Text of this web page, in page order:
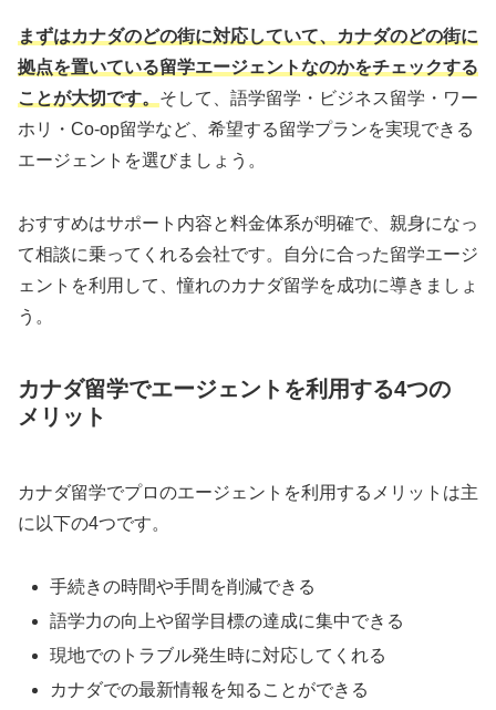
まずはカナダのどの街に対応していて、カナダのどの街に
拠点を置いている留学エージェントなのかをチェックする
ことが大切です。 そして、語学留学・ビジネス留学・ワー
ホリ・Co-op留学など、希望する留学プランを実現できる
エージェントを選びましょう。
おすすめはサポート内容と料金体系が明確で、親身になっ
て相談に乗ってくれる会社です。自分に合った留学エージ
ェントを利用して、憧れのカナダ留学を成功に導きましょ
う。
カナダ留学でエージェントを利用する4つの
メリット
カナダ留学でプロのエージェントを利用するメリットは主
に以下の4つです。
手続きの時間や手間を削減できる
語学力の向上や留学目標の達成に集中できる
現地でのトラブル発生時に対応してくれる
カナダでの最新情報を知ることができる